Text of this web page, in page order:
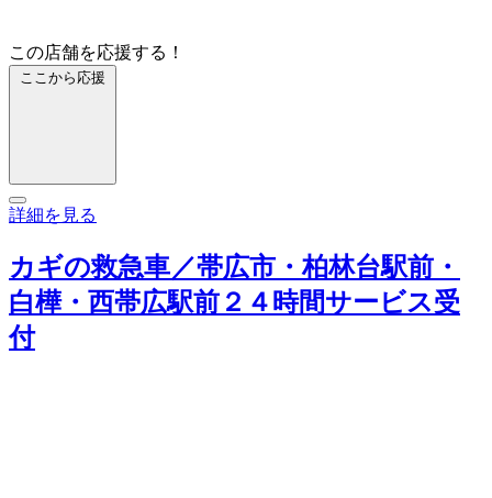
この店舗を応援する！
ここから応援
詳細を見る
カギの救急車／帯広市・柏林台駅前・
白樺・西帯広駅前２４時間サービス受
付